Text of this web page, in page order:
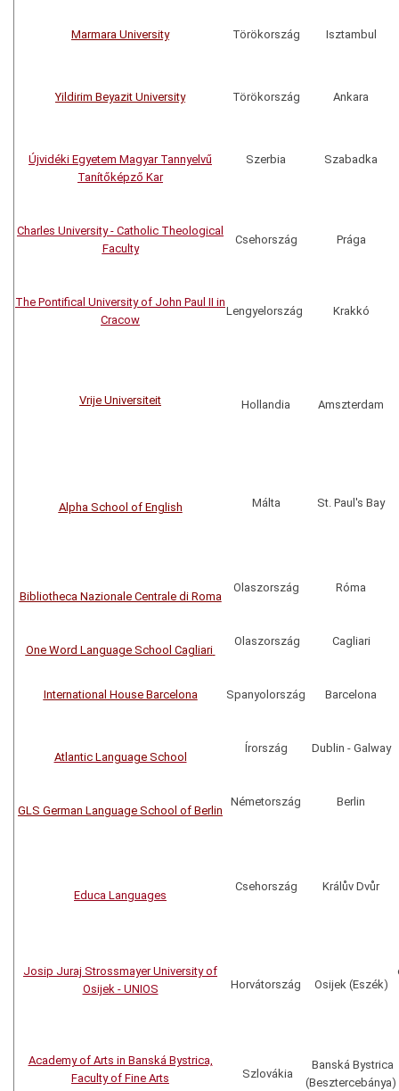
Marmara University Törökország Isztambul
Yildirim Beyazit University Törökország Ankara
Újvidéki Egyetem Magyar Tannyelvű
Tanítőképző Kar
Szerbia Szabadka
Charles University - Catholic Theological
Faculty
Csehország Prága
The Pontifical University of John Paul II in
Cracow
Lengyelország Krakkó
Vrije Universiteit Hollandia Amszterdam
Alpha School of English Málta St. Paul's Bay
Bibliotheca Nazionale Centrale di Roma
Olaszország Róma
One Word Language School Cagliari
Olaszország Cagliari
International House Barcelona Spanyolország Barcelona
Atlantic Language School
Írország Dublin - Galway
GLS German Language School of Berlin
Németország Berlin
Educa Languages
Csehország Králův Dvůr
Josip Juraj Strossmayer University of
Osijek - UNIOS
Horvátország Osijek (Eszék)
Academy of Arts in Banská Bystrica,
Faculty of Fine Arts
Szlovákia
Banská Bystrica
(Besztercebánya)